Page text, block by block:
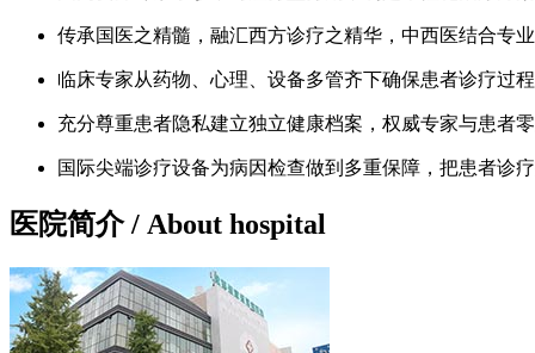
传承国医之精髓，融汇西方诊疗之精华，中西医结合专业
临床专家从药物、心理、设备多管齐下确保患者诊疗过程
充分尊重患者隐私建立独立健康档案，权威专家与患者
国际尖端诊疗设备为病因检查做到多重保障，把患者诊疗
医院简介/ About hospital